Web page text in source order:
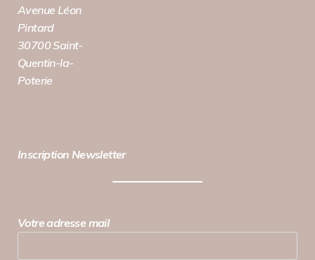
Avenue Léon
Pintard
30700 Saint-
Quentin-la-
Poterie
Inscription Newsletter
Votre adresse mail